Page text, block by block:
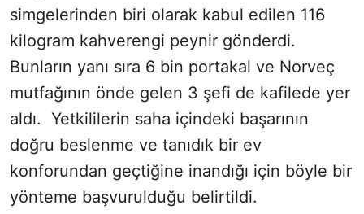
simgelerinden biri olarak kabul edilen 116
kilogram kahverengi peynir gönderdi.
Bunların yanı sıra 6 bin portakal ve Norveç
mutfağının önde gelen 3 şefi de kafilede yer
aldı. Yetkililerin saha içindeki başarının
doğru beslenme ve tanıdık bir ev
konforundan geçtiğine inandığı için böyle bir
yönteme başvurulduğu belirtildi.